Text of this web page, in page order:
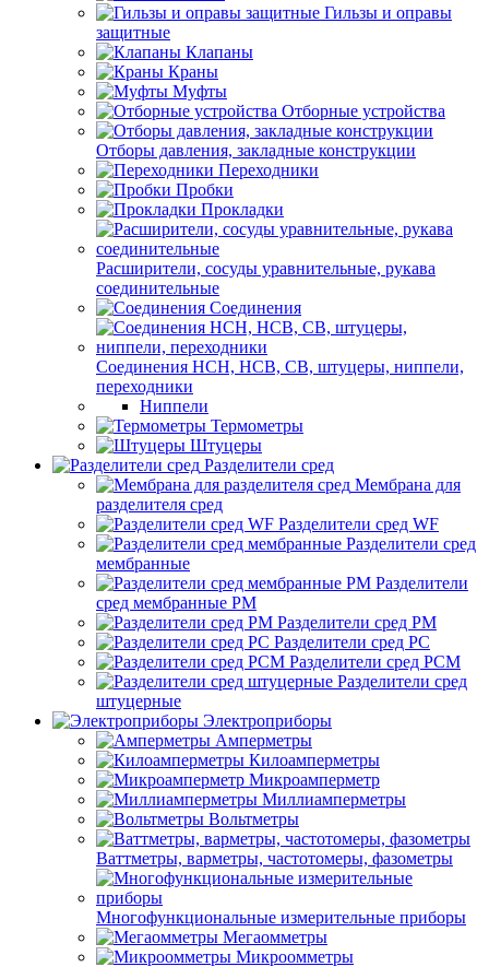
Гильзы и оправы
защитные
Клапаны
Краны
Муфты
Отборные устройства
Отборы давления, закладные конструкции
Переходники
Пробки
Прокладки
Расширители, сосуды уравнительные, рукава
соединительные
Соединения
Соединения НСН, НСВ, СВ, штуцеры, ниппели,
переходники
Ниппели
Термометры
Штуцеры
Разделители сред
Мембрана для
разделителя сред
Разделители сред WF
Разделители сред
мембранные
Разделители
сред мембранные РМ
Разделители сред РМ
Разделители сред РС
Разделители сред РСМ
Разделители сред
штуцерные
Электроприборы
Амперметры
Килоамперметры
Микроамперметр
Миллиамперметры
Вольтметры
Ваттметры, варметры, частотомеры, фазометры
Многофункциональные измерительные приборы
Мегаомметры
Микроомметры